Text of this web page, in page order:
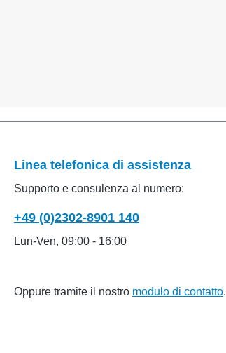
Linea telefonica di assistenza
Supporto e consulenza al numero:
+49 (0)2302-8901 140
Lun-Ven, 09:00 - 16:00
Oppure tramite il nostro modulo di contatto.